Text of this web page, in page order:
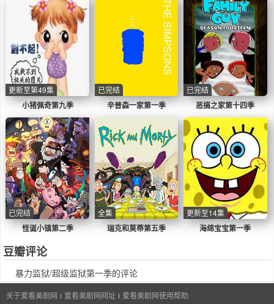
小猪佩奇第九季
更新至第49集
辛普森一家第一季
已完结
恶搞之家第十四季
已完结
怪诞小镇第二季
已完结
瑞克和莫蒂第五季
全集
海绵宝宝第一季
更新至14集
豆瓣评论
暴力监狱/超级监狱第一季的评论
关于爱看美剧网 爱看美剧网网址 爱看美剧网使用帮助